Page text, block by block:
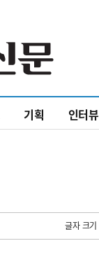
기획 인터뷰
글자 크기